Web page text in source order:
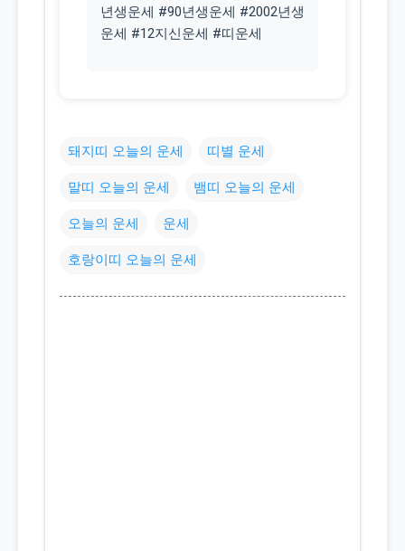
년생운세 #90년생운세 #2002년생
운세 #12지신운세 #띠운세
돼지띠 오늘의 운세 띠별 운세
말띠 오늘의 운세 뱀띠 오늘의 운세
오늘의 운세 운세
호랑이띠 오늘의 운세